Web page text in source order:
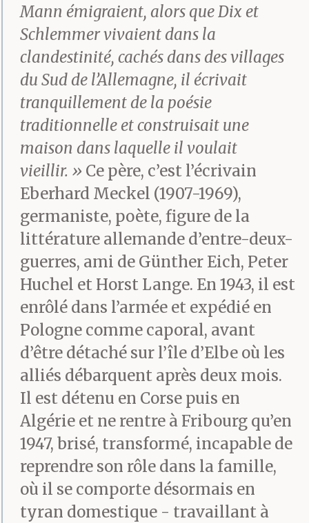
Mann émigraient, alors que Dix et
Schlemmer vivaient dans la
clandestinité, cachés dans des villages
du Sud de l’Allemagne, il écrivait
tranquillement de la poésie
traditionnelle et construisait une
maison dans laquelle il voulait
vieillir. » Ce père, c’est l’écrivain
Eberhard Meckel (1907-1969),
germaniste, poète, figure de la
littérature allemande d’entre-deux-
guerres, ami de Günther Eich, Peter
Huchel et Horst Lange. En 1943, il est
enrôlé dans l’armée et expédié en
Pologne comme caporal, avant
d’être détaché sur l’île d’Elbe où les
alliés débarquent après deux mois.
Il est détenu en Corse puis en
Algérie et ne rentre à Fribourg qu’en
1947, brisé, transformé, incapable de
reprendre son rôle dans la famille,
où il se comporte désormais en
tyran domestique - travaillant à